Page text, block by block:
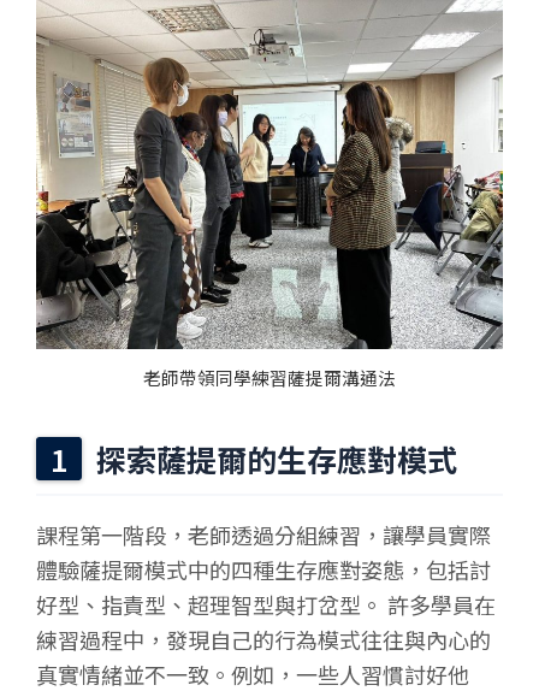
老師帶領同學練習薩提爾溝通法
探索薩提爾的生存應對模式
課程第一階段，老師透過分組練習，讓學員實際
體驗薩提爾模式中的四種生存應對姿態，包括討
好型、指責型、超理智型與打岔型。 許多學員在
練習過程中，發現自己的行為模式往往與內心的
真實情緒並不一致。例如，一些人習慣討好他